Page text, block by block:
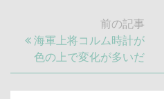
ー
シ
前の記事
前
の
記
事:
海軍上将コルム時計が
色の上で変化が多いだ